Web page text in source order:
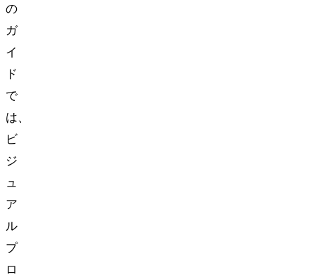
の
ガ
イ
ド
で
は、
ビ
ジ
ュ
ア
ル
プ
ロ